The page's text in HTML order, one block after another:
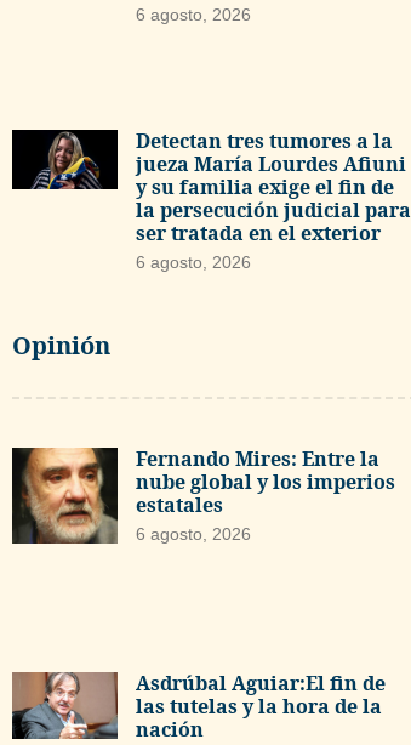
6 agosto, 2026
Detectan tres tumores a la
jueza María Lourdes Afiuni
y su familia exige el fin de
la persecución judicial para
ser tratada en el exterior
6 agosto, 2026
Opinión
Fernando Mires: Entre la
nube global y los imperios
estatales
6 agosto, 2026
Asdrúbal Aguiar:El fin de
las tutelas y la hora de la
nación